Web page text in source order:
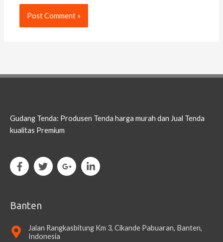
Gudang Tenda: Produsen Tenda harga murah dan Jual Tenda
kualitas Premium
Banten
Jalan Rangkasbitung Km 3, Cikande Pabuaran, Banten,
Indonesia